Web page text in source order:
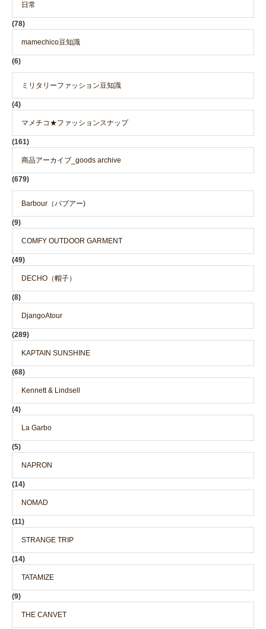
日常
(78)
mamechico豆知識
(6)
ミリタリーファッション豆知識
(4)
マメチコ★ファッションスナップ
(161)
商品アーカイブ_goods archive
(679)
Barbour（バブアー)
(9)
COMFY OUTDOOR GARMENT
(49)
DECHO（帽子）
(8)
DjangoAtour
(289)
KAPTAIN SUNSHINE
(68)
Kennett & Lindsell
(4)
La Garbo
(5)
NAPRON
(14)
NOMAD
(11)
STRANGE TRIP
(14)
TATAMIZE
(9)
THE CANVET